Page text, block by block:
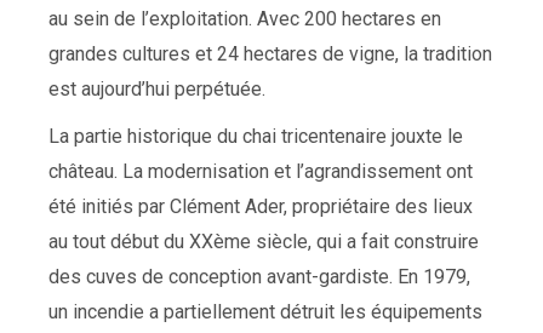
au sein de l’exploitation. Avec 200 hectares en
grandes cultures et 24 hectares de vigne, la tradition
est aujourd’hui perpétuée.
La partie historique du chai tricentenaire jouxte le
château. La modernisation et l’agrandissement ont
été initiés par Clément Ader, propriétaire des lieux
au tout début du XXème siècle, qui a fait construire
des cuves de conception avant-gardiste. En 1979,
un incendie a partiellement détruit les équipements